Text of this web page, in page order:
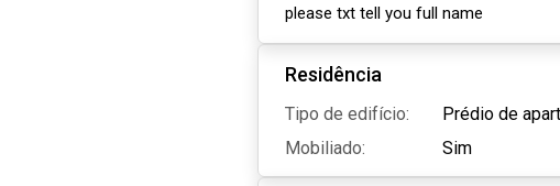
please txt tell you full name
Residência
Tipo de edifício:
Prédio de
Mobiliado:
Sim